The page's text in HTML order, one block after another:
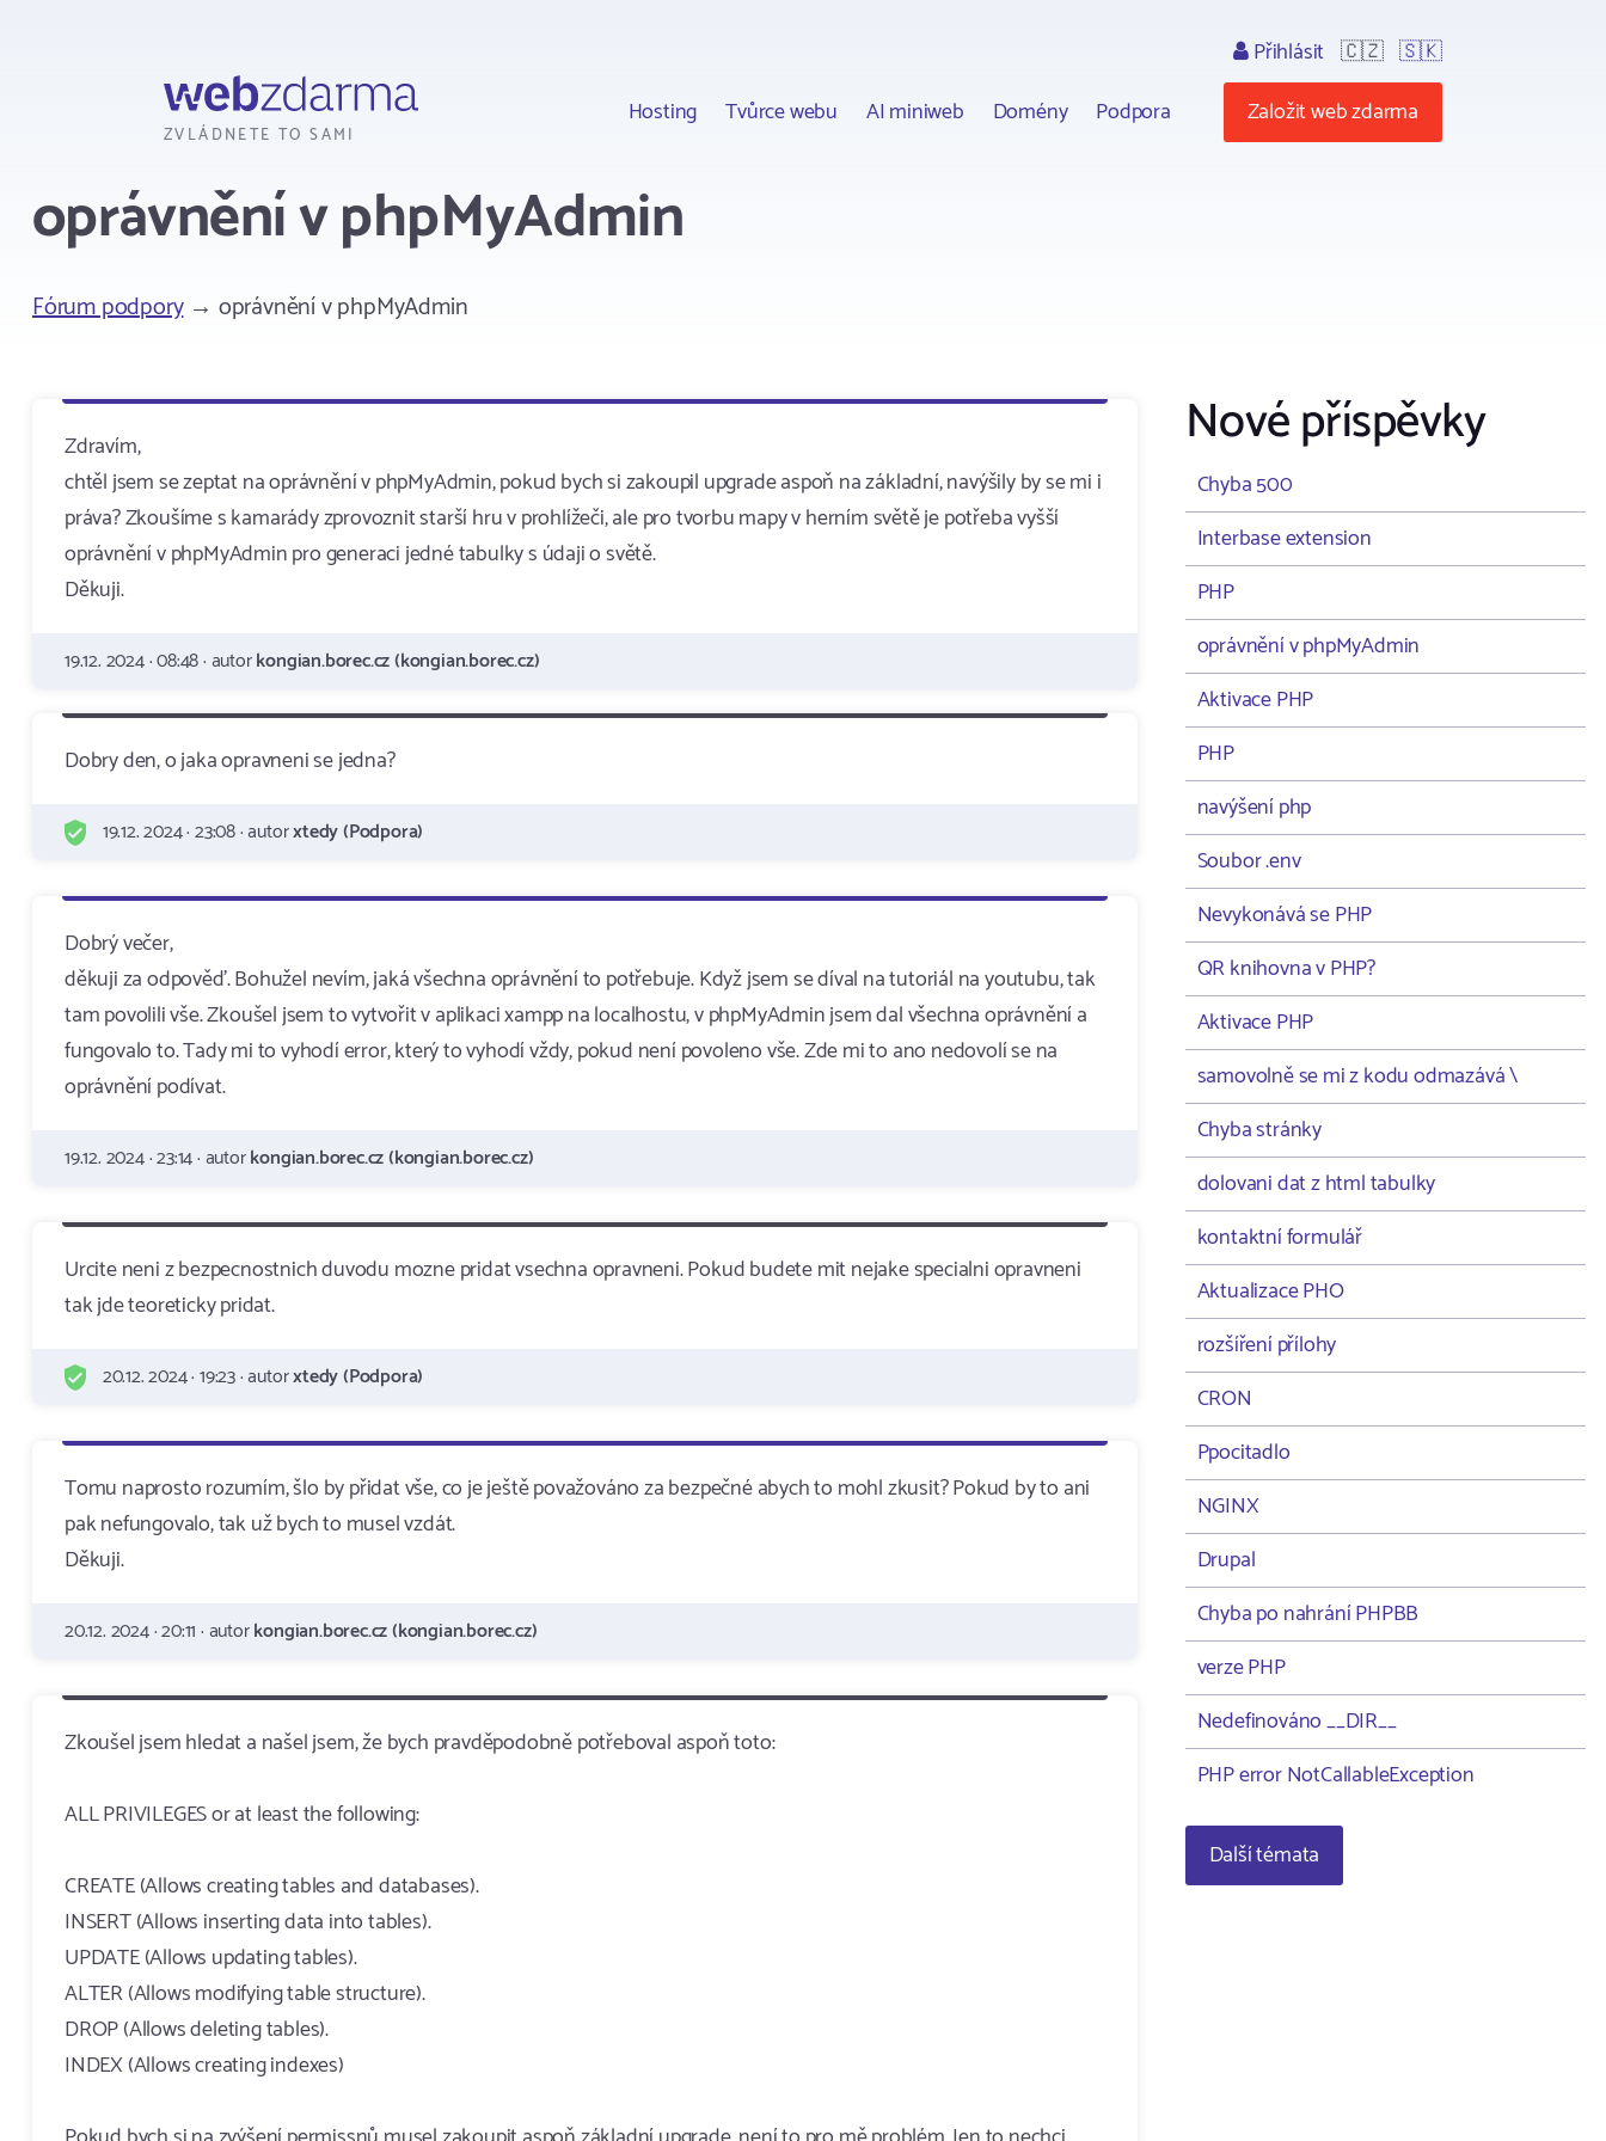
ZVLÁDNETE TO SAMI
Hosting Tvůrce webu AI miniweb Domény Podpora
Přihlásit 🇨🇿 🇸🇰
Založit web zdarma
oprávnění v phpMyAdmin
Fórum podpory→ oprávnění v phpMyAdmin
Zdravím,
chtěl jsem se zeptat na oprávnění v phpMyAdmin, pokud bych si zakoupil upgrade aspoň na základní, navýšily by se mi i
práva? Zkoušíme s kamarády zprovoznit starší hru v prohlížeči, ale pro tvorbu mapy v herním světě je potřeba vyšší
oprávnění v phpMyAdmin pro generaci jedné tabulky s údaji o světě.
Děkuji.
19.12. 2024 · 08:48 · autorkongian.borec.cz (kongian.borec.cz)
Dobry den, o jaka opravneni se jedna?
19.12. 2024 · 23:08 · autorxtedy (Podpora)
Dobrý večer,
děkuji za odpověď. Bohužel nevím, jaká všechna oprávnění to potřebuje. Když jsem se díval na tutoriál na youtubu, tak
tam povolili vše. Zkoušel jsem to vytvořit v aplikaci xampp na localhostu, v phpMyAdmin jsem dal všechna oprávnění a
fungovalo to. Tady mi to vyhodí error, který to vyhodí vždy, pokud není povoleno vše. Zde mi to ano nedovolí se na
oprávnění podívat.
19.12. 2024 · 23:14 · autorkongian.borec.cz (kongian.borec.cz)
Urcite neni z bezpecnostnich duvodu mozne pridat vsechna opravneni. Pokud budete mit nejake specialni opravneni
tak jde teoreticky pridat.
20.12. 2024 · 19:23 · autorxtedy (Podpora)
Tomu naprosto rozumím, šlo by přidat vše, co je ještě považováno za bezpečné abych to mohl zkusit? Pokud by to ani
pak nefungovalo, tak už bych to musel vzdát.
Děkuji.
20.12. 2024 · 20:11 · autorkongian.borec.cz (kongian.borec.cz)
Zkoušel jsem hledat a našel jsem, že bych pravděpodobně potřeboval aspoň toto:
ALL PRIVILEGES or at least the following:
CREATE (Allows creating tables and databases).
INSERT (Allows inserting data into tables).
UPDATE (Allows updating tables).
ALTER (Allows modifying table structure).
DROP (Allows deleting tables).
INDEX (Allows creating indexes)
Nové příspěvky
Chyba 500
Interbase extension
PHP
oprávnění v phpMyAdmin
Aktivace PHP
PHP
navýšení php
Soubor .env
Nevykonává se PHP
QR knihovna v PHP?
Aktivace PHP
samovolně se mi z kodu odmazává \
Chyba stránky
dolovani dat z html tabulky
kontaktní formulář
Aktualizace PHO
rozšíření přílohy
CRON
Ppocitadlo
NGINX
Drupal
Chyba po nahrání PHPBB
verze PHP
Nedefinováno __DIR__
PHP error NotCallableException
Další témata